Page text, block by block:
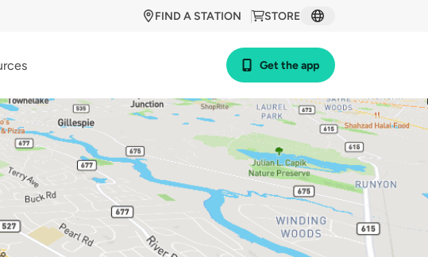
STORE
FIND A STATION
Get the app